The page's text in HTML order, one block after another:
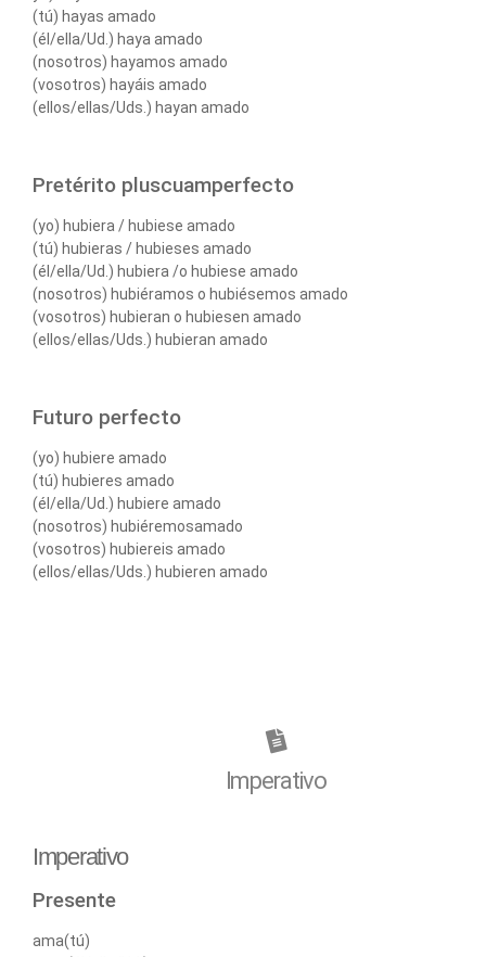
(tú) hayas amado
(él/ella/Ud.) haya amado
(nosotros) hayamos amado
(vosotros) hayáis amado
(ellos/ellas/Uds.) hayan amado
Pretérito pluscuamperfecto
(yo) hubiera / hubiese amado
(tú) hubieras / hubieses amado
(él/ella/Ud.) hubiera /o hubiese amado
(nosotros) hubiéramos o hubiésemos amado
(vosotros) hubieran o hubiesen amado
(ellos/ellas/Uds.) hubieran amado
Futuro perfecto
(yo) hubiere amado
(tú) hubieres amado
(él/ella/Ud.) hubiere amado
(nosotros) hubiéremosamado
(vosotros) hubiereis amado
(ellos/ellas/Uds.) hubieren amado
Imperativo
Imperativo
Presente
ama(tú)